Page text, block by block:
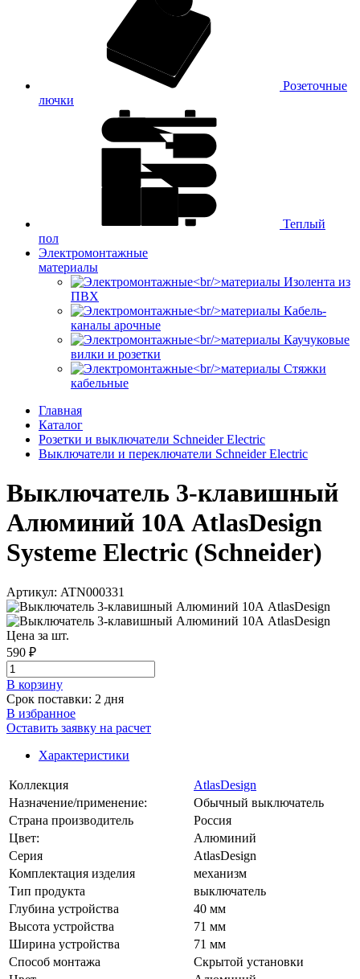
Розеточные
лючки
Теплый
пол
Электромонтажные
материалы
Изолента из
ПВХ
Кабель-
каналы арочные
Каучуковые
вилки и розетки
Стяжки
кабельные
Главная
Каталог
Розетки и выключатели Schneider Electric
Выключатели и переключатели Schneider Electric
Выключатель 3-клавишный
Алюминий 10А AtlasDesign
Systeme Electric (Schneider)
Артикул: ATN000331
Цена за шт.
590 ₽
В корзинy
Срок поставки: 2 дня
В избранное
Оставить заявку на расчет
Характеристики
Коллекция
AtlasDesign
Назначение/применение:
Обычный выключатель
Страна производитель
Россия
Цвет:
Алюминий
Серия
AtlasDesign
Комплектация изделия
механизм
Тип продукта
выключатель
Глубина устройства
40 мм
Высота устройства
71 мм
Ширина устройства
71 мм
Способ монтажа
Скрытой установки